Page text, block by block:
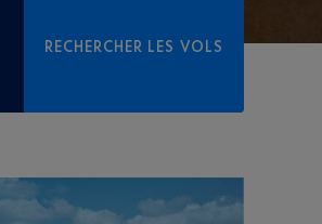
RECHERCHER LES VOLS